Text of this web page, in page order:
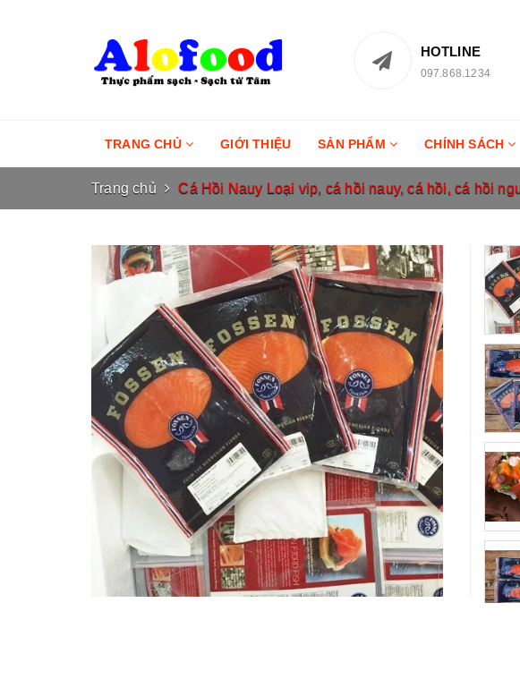
HOTLINE
097.868.1234
TRANG CHỦ GIỚI THIỆU SẢN PHẨM CHÍNH SÁCH
Trang chủ Cá Hồi Nauy Loại vip, cá hồi nauy, cá hồi, cá hồi